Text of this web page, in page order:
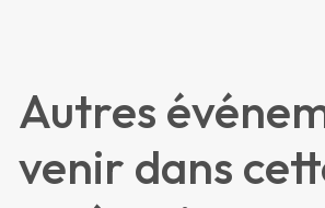
Autres
venir dans